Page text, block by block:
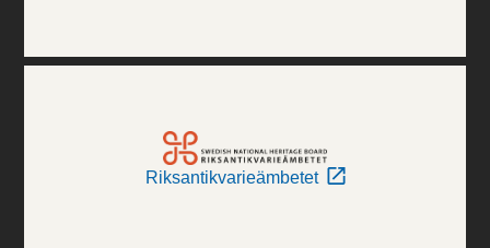
Riksantikvarieämbetet